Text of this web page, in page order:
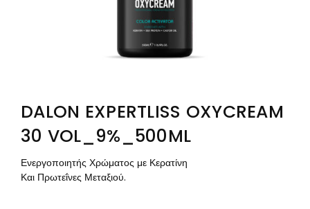
DALON EXPERTLISS OXYCREAM
30 VOL_9%_500ML
Ενεργοποιητής Χρώματος με Κερατίνη
Και Πρωτεΐνες Μεταξιού.